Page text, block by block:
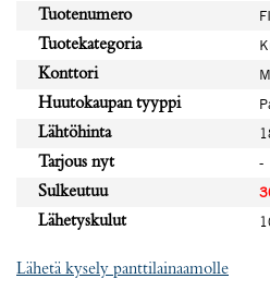
Tuotenumero
Tuotekategoria
Konttori
Huutokaupan tyyppi
Lähtöhinta
Tarjous nyt
-
Sulkeutuu
Lähetyskulut
Lähetä kysely panttilainaamolle